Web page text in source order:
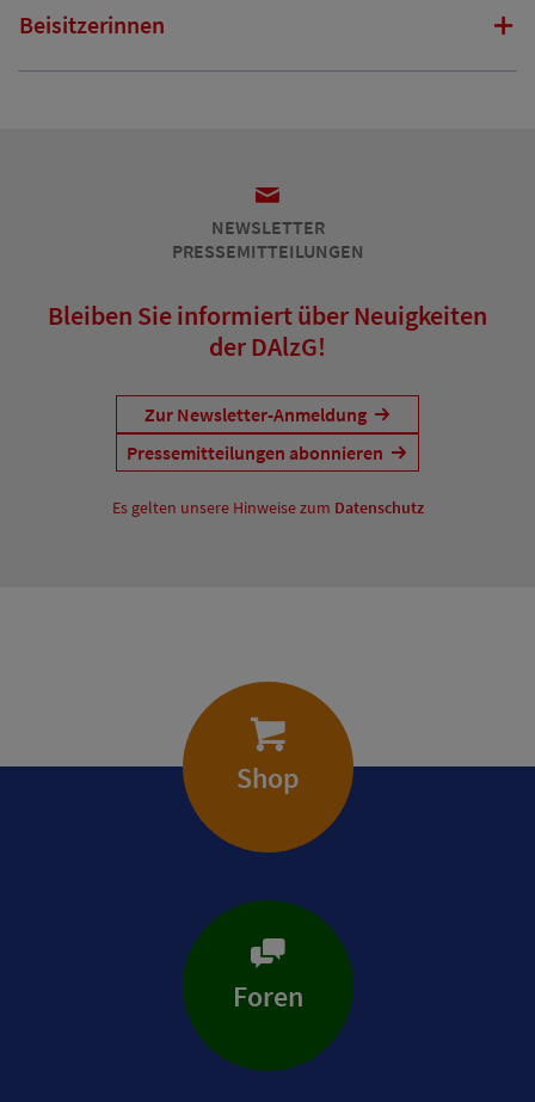
Beisitzerinnen
NEWSLETTER
PRESSEMITTEILUNGEN
Bleiben Sie informiert über Neuigkeiten
der DAlzG!
Zur Newsletter-Anmeldung
Pressemitteilungen abonnieren
Es gelten unsere Hinweise zum Datenschutz
Shop
Foren